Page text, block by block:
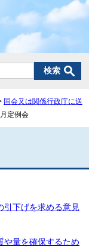
国会又は関係行政庁に送
定例会
引下げを求める意見
や量を確保するため